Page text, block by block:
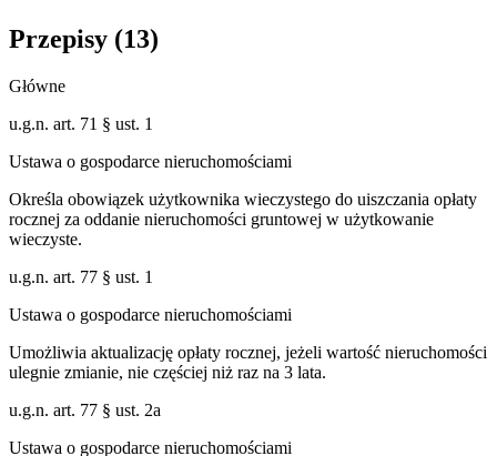
Przepisy (13)
Główne
u.g.n. art. 71 § ust. 1
Ustawa o gospodarce nieruchomościami
Określa obowiązek użytkownika wieczystego do uiszczania opłaty
rocznej za oddanie nieruchomości gruntowej w użytkowanie
wieczyste.
u.g.n. art. 77 § ust. 1
Ustawa o gospodarce nieruchomościami
Umożliwia aktualizację opłaty rocznej, jeżeli wartość nieruchomości
ulegnie zmianie, nie częściej niż raz na 3 lata.
u.g.n. art. 77 § ust. 2a
Ustawa o gospodarce nieruchomościami